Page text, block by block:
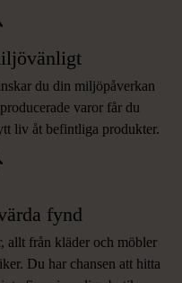
du din miljöpåverkan
varor får du
liv åt befintliga produkter.
fynd
allt från kläder och möbler
Du har chansen att hitta